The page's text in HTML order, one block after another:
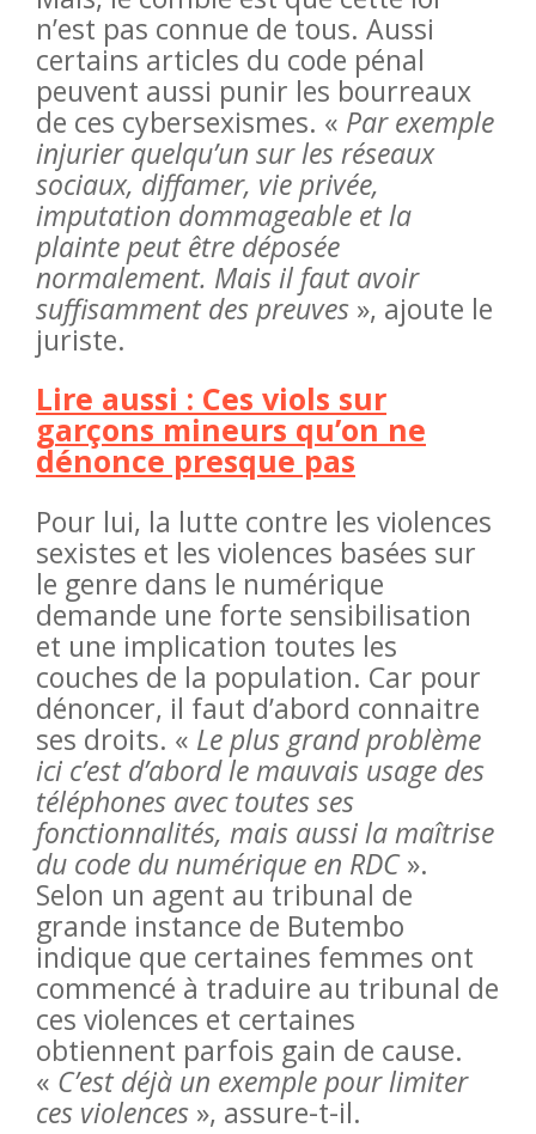
n’est pas connue de tous. Aussi
certains articles du code pénal
peuvent aussi punir les bourreaux
de ces cybersexismes. « Par exemple
injurier quelqu’un sur les réseaux
sociaux, diffamer, vie privée,
imputation dommageable et la
plainte peut être déposée
normalement. Mais il faut avoir
suffisamment des preuves », ajoute le
juriste.
Lire aussi : Ces viols sur
garçons mineurs qu’on ne
dénonce presque pas
Pour lui, la lutte contre les violences
sexistes et les violences basées sur
le genre dans le numérique
demande une forte sensibilisation
et une implication toutes les
couches de la population. Car pour
dénoncer, il faut d’abord connaitre
ses droits. « Le plus grand problème
ici c’est d’abord le mauvais usage des
téléphones avec toutes ses
fonctionnalités, mais aussi la maîtrise
du code du numérique en RDC».
Selon un agent au tribunal de
grande instance de Butembo
indique que certaines femmes ont
commencé à traduire au tribunal de
ces violences et certaines
obtiennent parfois gain de cause.
« C’est déjà un exemple pour limiter
ces violences », assure-t-il.